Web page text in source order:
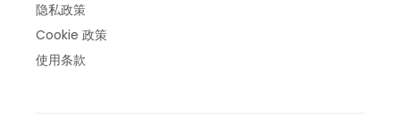
隐私政策
Cookie 政策
使用条款